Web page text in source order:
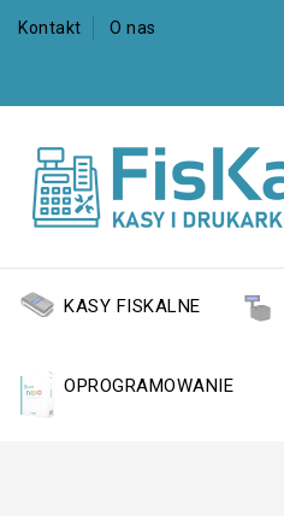
Kontakt O nas
KASY FISKALNE
OPROGRAMOWANIE